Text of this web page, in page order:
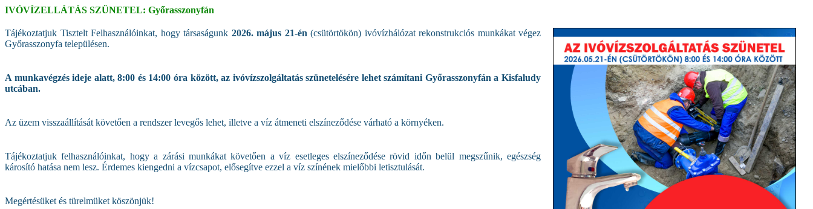
IVÓVÍZELLÁTÁS SZÜNETEL: Győrasszonyfán
Tájékoztatjuk Tisztelt Felhasználóinkat, hogy társaságunk 2026. május 21-én (csütörtökön) ivóvízhálózat rekonstrukciós munkákat végez
Győrasszonyfa településen.
A munkavégzés ideje alatt, 8:00 és 14:00 óra között, az ivóvízszolgáltatás szünetelésére lehet számítani Győrasszonyfán a Kisfaludy
utcában.
Az üzem visszaállítását követően a rendszer levegős lehet, illetve a víz átmeneti elszíneződése várható a környéken.
Tájékoztatjuk felhasználóinkat, hogy a zárási munkákat követően a víz esetleges elszíneződése rövid időn belül megszűnik, egészség
károsító hatása nem lesz. Érdemes kiengedni a vízcsapot, elősegítve ezzel a víz színének mielőbbi letisztulását.
Megértésüket és türelmüket köszönjük!